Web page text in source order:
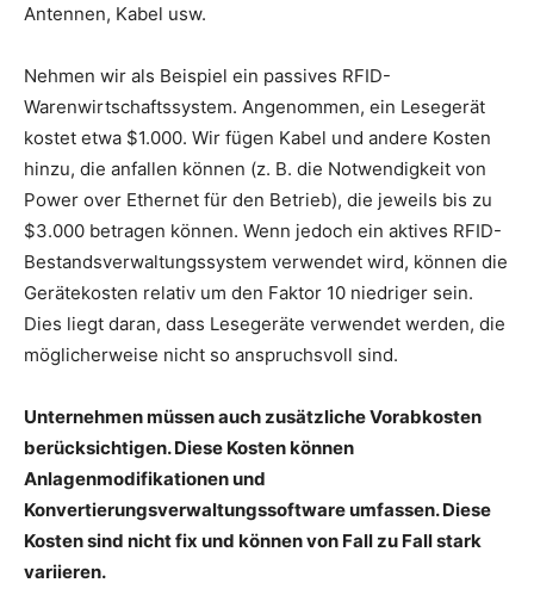
Antennen, Kabel usw.
Nehmen wir als Beispiel ein passives RFID-
Warenwirtschaftssystem. Angenommen, ein Lesegerät
kostet etwa $1.000. Wir fügen Kabel und andere Kosten
hinzu, die anfallen können (z. B. die Notwendigkeit von
Power over Ethernet für den Betrieb), die jeweils bis zu
$3.000 betragen können. Wenn jedoch ein aktives RFID-
Bestandsverwaltungssystem verwendet wird, können die
Gerätekosten relativ um den Faktor 10 niedriger sein.
Dies liegt daran, dass Lesegeräte verwendet werden, die
möglicherweise nicht so anspruchsvoll sind.
Unternehmen müssen auch zusätzliche Vorabkosten
berücksichtigen. Diese Kosten können
Anlagenmodifikationen und
Konvertierungsverwaltungssoftware umfassen. Diese
Kosten sind nicht fix und können von Fall zu Fall stark
variieren.